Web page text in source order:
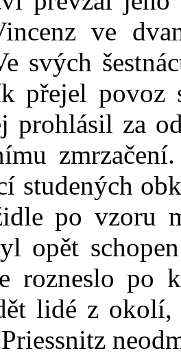
ve
svých
přejel povoz
prohlásil za
studených
po vzoru
opět
rozneslo po
lidé z